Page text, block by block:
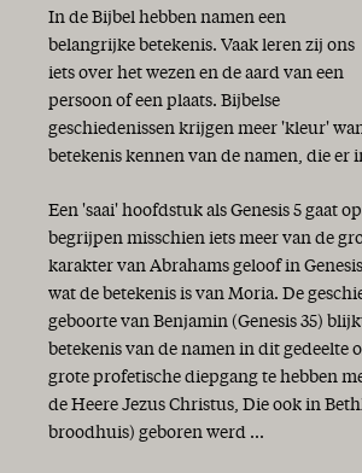
In de Bijbel hebben namen een
belangrijke betekenis. Vaak leren zij ons
iets over het wezen en de aard van een
persoon of een plaats. Bijbelse
geschiedenissen krijgen meer 'kleur'
betekenis kennen van de namen, die er
Een 'saai' hoofdstuk als Genesis 5 gaat
begrijpen misschien iets meer van de
karakter van Abrahams geloof in
wat de betekenis is van Moria. De
geboorte van Benjamin (Genesis 35)
betekenis van de namen in dit gedeelte
grote profetische diepgang te hebben
de Heere Jezus Christus, Die ook in
broodhuis) geboren werd ...